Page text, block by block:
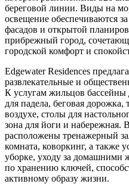
береговой линии. Виды на
освещение обеспечиваются
фасадов и открытой
прибрежный город,
городской комфорт и
Edgewater Residences
развлекательные и
К услугам жильцов бассейны
для падела, беговая
воздухе, столы для
зона для йоги и набережная.
расположены тренажерный
комната, коворкинг, а также
уборке, уходу за домашними
по хранению ключей,
активному образу жизни.